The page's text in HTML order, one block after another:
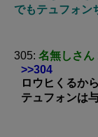
でもテュフォン
305: 名無しさん
>>304
ロウヒくるか
テュフォンは